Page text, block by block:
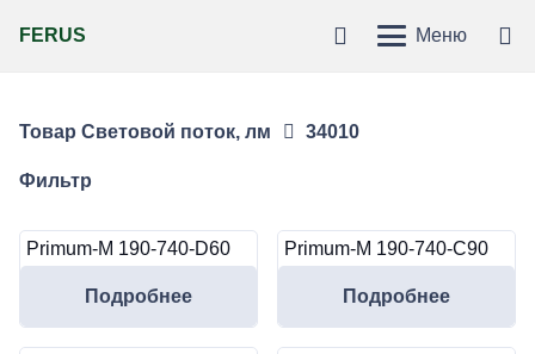
FERUS Меню
Товар Световой поток, лм 34010
Фильтр
Primum-M 190-740-D60
Подробнее
Primum-M 190-740-C90
Подробнее